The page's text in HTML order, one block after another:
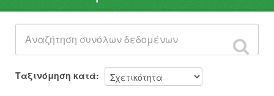
Φορείς
Ομάδες
Σχετικά
Ταξινόμηση κατά